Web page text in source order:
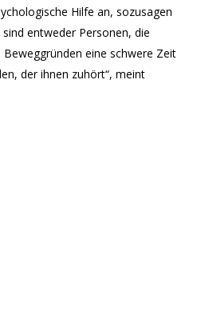
Hilfe an, sozusagen
entweder Personen, die
eine schwere Zeit
der ihnen zuhört“, meint